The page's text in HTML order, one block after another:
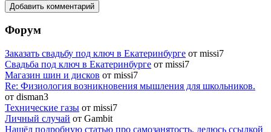
Форум
Заказать свадьбу под ключ в Екатеринбурге от missi7
Cвадьба под ключ в Екатеринбурге от missi7
Магазин шин и дисков от missi7
Re: Физиология возникновения мышления для школьников.
от disman3
Технические газы от missi7
Личный случай от Gambit
Нашёл подробную статью про самозанятость, делюсь ссылкой